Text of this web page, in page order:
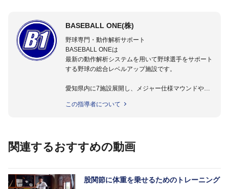
BASEBALL ONE(株)
野球専門・動作解析サポート
BASEBALL ONEは
最新の動作解析システムを用いて野球選手をサポート
する野球の総合レベルアップ施設です。
愛知県内に7施設展開し、メジャー仕様マウンドやト
動作解析システムを用いて、小学生からプロ野球選手
この指導者について
関連するおすすめの動画
股関節に体重を乗せるためのトレーニング